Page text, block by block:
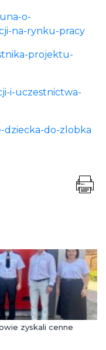
o-
na-rynku-pracy
projektu-
i-uczestnictwa-
dziecka-do-zlobka
zyskali cenne